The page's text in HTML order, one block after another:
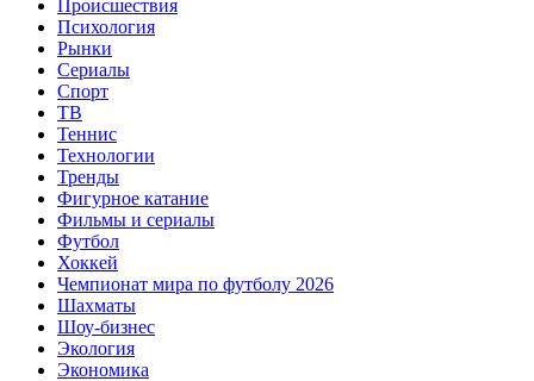
Происшествия
Психология
Рынки
Сериалы
Спорт
ТВ
Теннис
Технологии
Тренды
Фигурное катание
Фильмы и сериалы
Футбол
Хоккей
Чемпионат мира по футболу 2026
Шахматы
Шоу-бизнес
Экология
Экономика